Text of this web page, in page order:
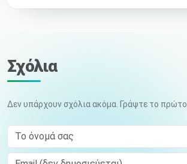
Σχόλια
Δεν υπάρχουν σχόλια ακόμα. Γράψτε το πρώτο.
Το όνομά σας
Email (δεν δημοσιεύεται)